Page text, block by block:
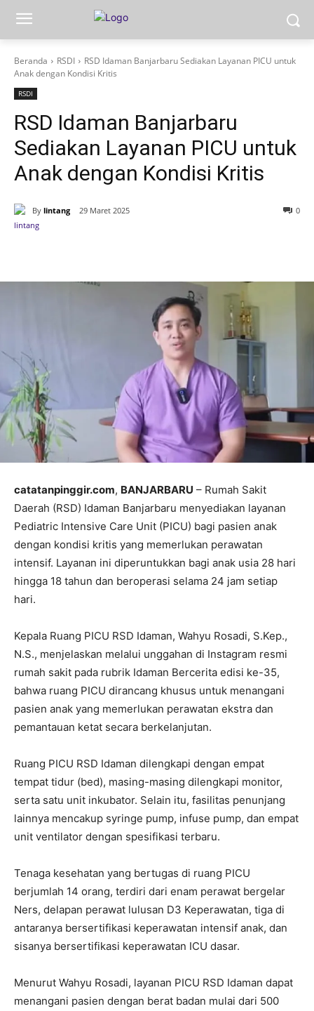
Beranda RSDI
RSD Idaman Banjarbaru Sediakan Layanan PICU untuk
Anak dengan Kondisi Kritis
RSDI
RSD Idaman Banjarbaru
Sediakan Layanan PICU untuk
Anak dengan Kondisi Kritis
By lintang 29 Maret 2025 0
catatanpinggir.com, BANJARBARU – Rumah Sakit
Daerah (RSD) Idaman Banjarbaru menyediakan layanan
Pediatric Intensive Care Unit (PICU) bagi pasien anak
dengan kondisi kritis yang memerlukan perawatan
intensif. Layanan ini diperuntukkan bagi anak usia 28 hari
hingga 18 tahun dan beroperasi selama 24 jam setiap
hari.
Kepala Ruang PICU RSD Idaman, Wahyu Rosadi, S.Kep.,
N.S., menjelaskan melalui unggahan di Instagram resmi
rumah sakit pada rubrik Idaman Bercerita edisi ke-35,
bahwa ruang PICU dirancang khusus untuk menangani
pasien anak yang memerlukan perawatan ekstra dan
pemantauan ketat secara berkelanjutan.
Ruang PICU RSD Idaman dilengkapi dengan empat
tempat tidur (bed), masing-masing dilengkapi monitor,
serta satu unit inkubator. Selain itu, fasilitas penunjang
lainnya mencakup syringe pump, infuse pump, dan empat
unit ventilator dengan spesifikasi terbaru.
Tenaga kesehatan yang bertugas di ruang PICU
berjumlah 14 orang, terdiri dari enam perawat bergelar
Ners, delapan perawat lulusan D3 Keperawatan, tiga di
antaranya bersertifikasi keperawatan intensif anak, dan
sisanya bersertifikasi keperawatan ICU dasar.
Menurut Wahyu Rosadi, layanan PICU RSD Idaman dapat
menangani pasien dengan berat badan mulai dari 500